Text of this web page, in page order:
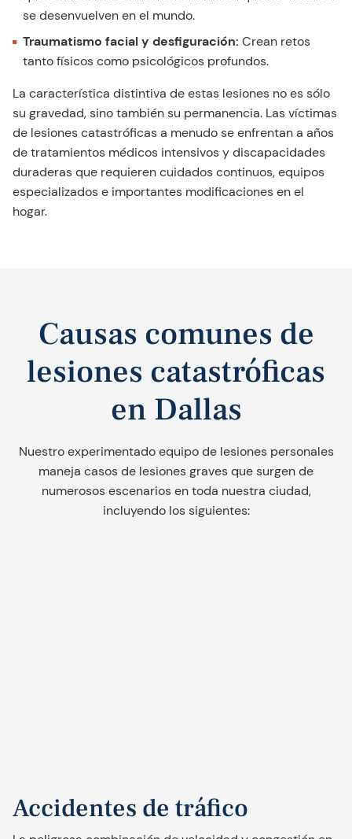
se desenvuelven en el mundo.
Traumatismo facial y desfiguración: Crean retos
tanto físicos como psicológicos profundos.
La característica distintiva de estas lesiones no es sólo
su gravedad, sino también su permanencia. Las víctimas
de lesiones catastróficas a menudo se enfrentan a años
de tratamientos médicos intensivos y discapacidades
duraderas que requieren cuidados continuos, equipos
especializados e importantes modificaciones en el
hogar.
Causas comunes de
lesiones catastróficas
en Dallas
Nuestro experimentado equipo de lesiones personales
maneja casos de lesiones graves que surgen de
numerosos escenarios en toda nuestra ciudad,
incluyendo los siguientes:
Accidentes de tráfico